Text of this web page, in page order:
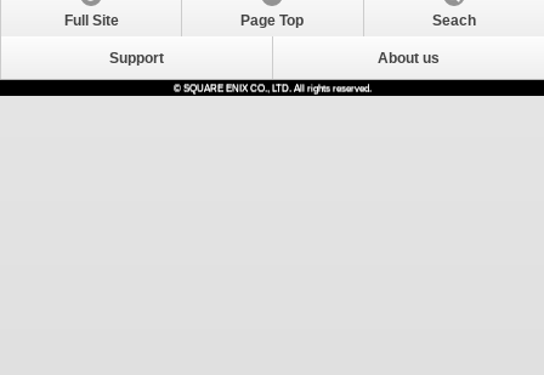
Full Site Page Top Seach
Support About us
© SQUARE ENIX CO., LTD. All rights reserved.